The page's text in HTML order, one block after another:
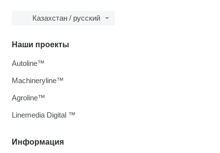
Казахстан / русский
Информация
Наши проекты
Autoline™
Machineryline™
Agroline™
Linemedia Digital ™